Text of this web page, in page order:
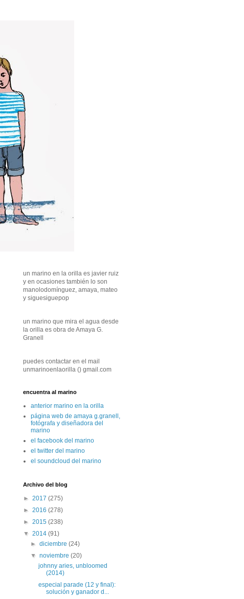
un marino en la orilla es javier ruiz
y en ocasiones también lo son
manolodomínguez, amaya, mateo
y siguesiguepop
un marino que mira el agua desde
la orilla es obra de Amaya G.
Granell
puedes contactar en el mail
unmarinoenlaorilla () gmail.com
encuentra al marino
anterior marino en la orilla
página web de amaya g.granell,
fotógrafa y diseñadora del
marino
el facebook del marino
el twitter del marino
el soundcloud del marino
Archivo del blog
► 2017 (275)
► 2016 (278)
► 2015 (238)
▼ 2014 (91)
►diciembre(24)
▼noviembre(20)
johnny aries, unbloomed
(2014)
especial parade (12 y final):
solución y ganador d...